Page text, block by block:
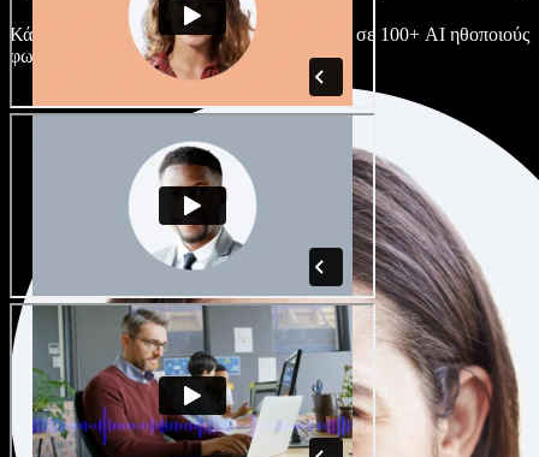
Κάθε έργο είναι μοναδικό. Διάλεξε ανάμεσα σε 100+ AI ηθοποιούς
φωνής & διαλέκτους και κάν’ τους όπως θες.